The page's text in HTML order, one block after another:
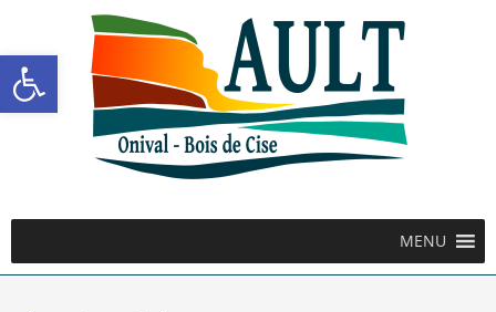
Ouvrir la barre d’outils
MENU